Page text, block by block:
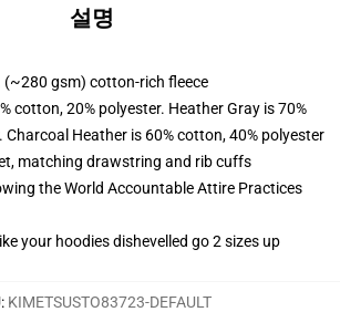
설명
(~280 gsm) cotton-rich fleece
cotton, 20% polyester. Heather Gray is 70%
Charcoal Heather is 60% cotton, 40% polyester
matching drawstring and rib cuffs
the World Accountable Attire Practices
your hoodies dishevelled go 2 sizes up
: KIMETSUSTO83723-DEFAULT